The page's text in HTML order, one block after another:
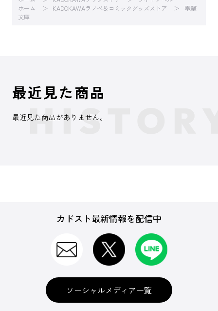
ホーム
KADOKAWAラノベ＆コミックグッズストア
電撃
文庫
最近見た商品
最近見た商品がありません。
カドスト最新情報を配信中
ソーシャルメディア一覧